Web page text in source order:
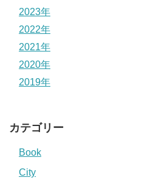
2023年
2022年
2021年
2020年
2019年
カテゴリー
Book
City